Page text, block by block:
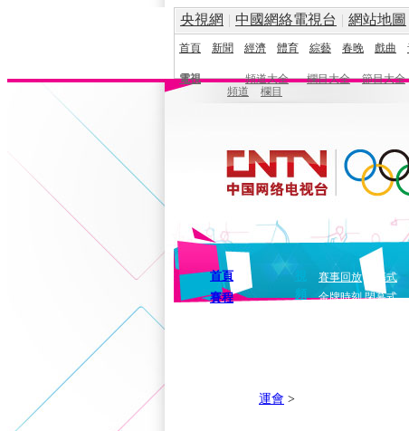
央視網 | 中國網絡電視台 | 網站地圖
首頁 新聞 經濟 體育 綜藝 春晚 戲曲
電視 頻道大全 欄目大全 節目大全
頻道
欄目
首頁
賽程
頻
賽事回放
開幕式
金牌時刻 閉幕式
運會 >